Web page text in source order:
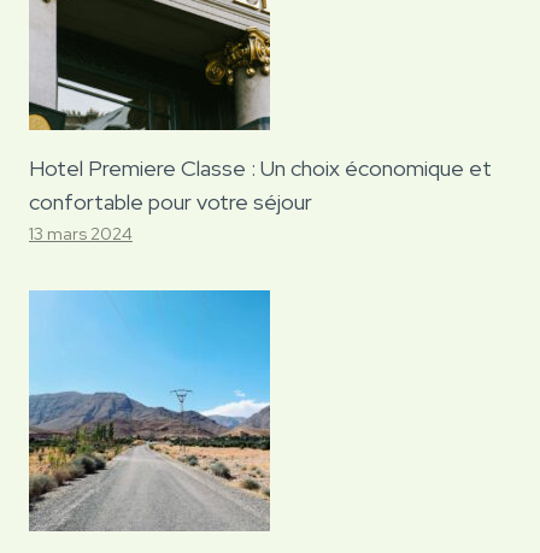
Hotel Premiere Classe : Un choix économique et
confortable pour votre séjour
13 mars 2024